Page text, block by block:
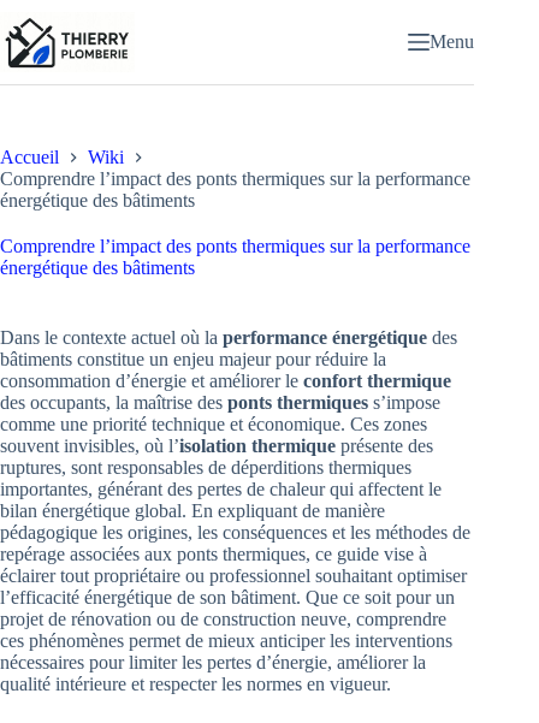
au
contenu
Menu
Accueil
Wiki
Comprendre l’impact des ponts thermiques sur la performance
énergétique des bâtiments
Comprendre l’impact des ponts thermiques sur la performance
énergétique des bâtiments
Dans le contexte actuel où la performance énergétique des
bâtiments constitue un enjeu majeur pour réduire la
consommation d’énergie et améliorer le confort thermique
des occupants, la maîtrise des ponts thermiques s’impose
comme une priorité technique et économique. Ces zones
souvent invisibles, où l’isolation thermique présente des
ruptures, sont responsables de déperditions thermiques
importantes, générant des pertes de chaleur qui affectent le
bilan énergétique global. En expliquant de manière
pédagogique les origines, les conséquences et les méthodes de
repérage associées aux ponts thermiques, ce guide vise à
éclairer tout propriétaire ou professionnel souhaitant optimiser
l’efficacité énergétique de son bâtiment. Que ce soit pour un
projet de rénovation ou de construction neuve, comprendre
ces phénomènes permet de mieux anticiper les interventions
nécessaires pour limiter les pertes d’énergie, améliorer la
qualité intérieure et respecter les normes en vigueur.